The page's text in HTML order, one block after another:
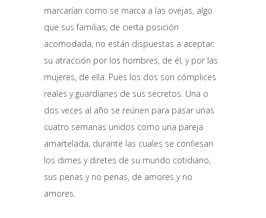
marcarían como se marca a las ovejas, algo
que sus familias, de cierta posición
acomodada, no están dispuestas a aceptar:
su atracción por los hombres, de él, y por las
mujeres, de ella. Pues los dos son cómplices
reales y guardianes de sus secretos. Una o
dos veces al año se reúnen para pasar unas
cuatro semanas unidos como una pareja
amartelada, durante las cuales se confiesan
los dimes y diretes de su mundo cotidiano,
sus penas y no penas, de amores y no
amores.